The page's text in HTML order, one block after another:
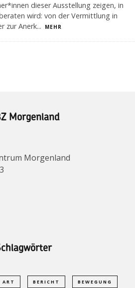
dieser Ausstellung zeigen, in
wird: von der Vermittlung in
zur Anerk... MEHR
Morgenland
Morgenland
ART BERICHT BEWEGUNG